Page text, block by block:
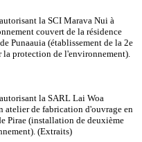
la SCI Marava Nui à
couvert de la résidence
Punaauia (établissement de la 2e
la protection de l'environnement).
la SARL Lai Woa
de fabrication d'ouvrage en
Pirae (installation de deuxième
(Extraits)